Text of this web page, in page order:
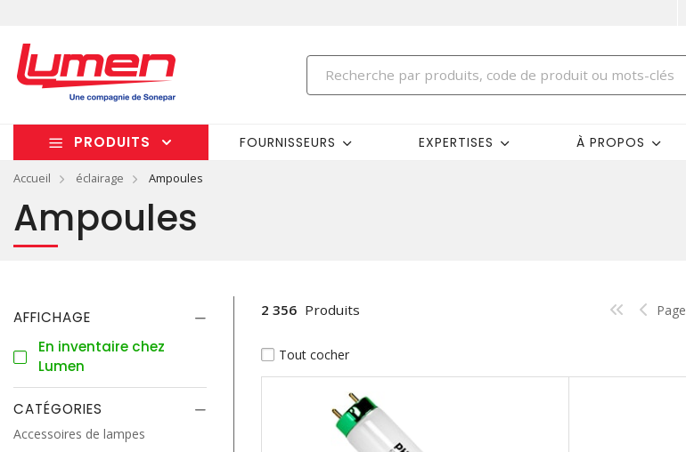
PRODUITS FOURNISSEURS EXPERTISES À PROPOS
Accueil éclairage Ampoules
Ampoules
AFFICHAGE
En inventaire chez
Lumen
CATÉGORIES
Accessoires de lampes
2 356 Produits Page
Tout cocher